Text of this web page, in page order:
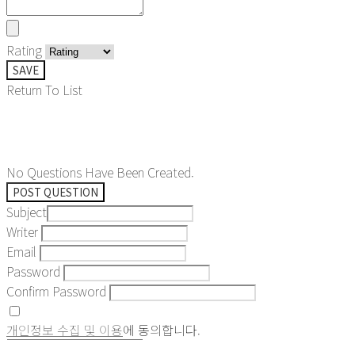
Rating
SAVE
Return To List
No Questions Have Been Created.
POST QUESTION
Subject
Writer
Email
Password
Confirm Password
개인정보 수집 및 이용에 동의합니다.